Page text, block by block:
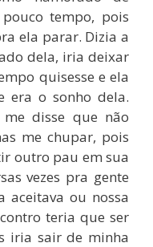
tempo, pois
ela parar. Dizia a
dela, iria deixar
quisesse e ela
era o sonho dela.
disse que não
me chupar, pois
outro pau em sua
vezes pra gente
aceitava ou nossa
teria que ser
iria sair de minha